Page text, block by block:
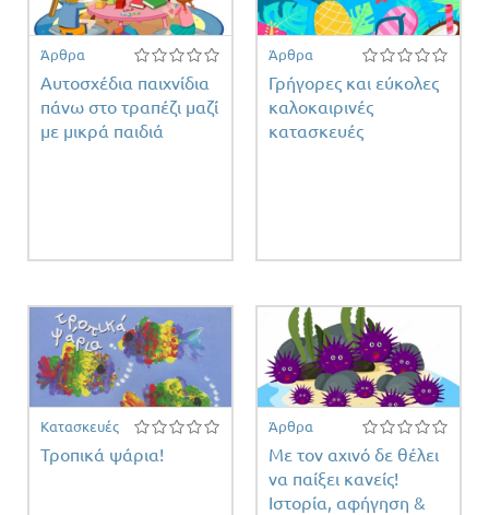
Άρθρα
Αυτοσχέδια παιχνίδια
πάνω στο τραπέζι μαζί
με μικρά παιδιά
Άρθρα
Γρήγορες και εύκολες
καλοκαιρινές
κατασκευές
Κατασκευές
Τροπικά ψάρια!
Άρθρα
Με τον αχινό δε θέλει
να παίξει κανείς!
Ιστορία, αφήγηση &